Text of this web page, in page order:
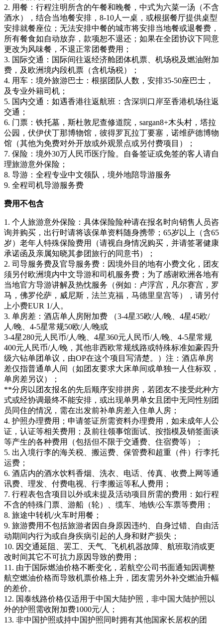
2. 用餐：行程注明所含的午餐和晚餐，中式为六菜一汤（不含
酒水），结合当地餐安排，8-10人一桌，或根据餐厅提供桌型
安排就餐座位；无法安排中餐的城市将安排当地餐或退餐费，
所有餐食如自动放弃，款项恕不退还；如果在全团协议下同意
更改为风味餐，不退正常团餐费用；
3. 国际交通：国际间往返经济舱团体机票、机场税及燃油附加
费，及欧洲境内段机票（含机场税）；
4. 用车：境外旅游巴士：根据团队人数，安排35-50座巴士，
及专业外籍司机；
5. 国内交通：如遇香港往返航班：含深圳口岸至香港机场往返
交通；
6. 门票：铁托墓，斯杜敦尼查修道院，sargan8+木头村，塔拉
公园，伏伊伏丁那博物馆，彼得罗瓦拉丁要塞，诺维萨德博物
馆（其他为免费对外开放或外观景点或另付费项目）；
7. 保险：境外30万人民币医疗险。自备签证或免签的客人请自
理旅游意外保险；
8. 导游：全程专业中文领队，境外地陪导游服务
9. 全程司机导游服务费
费用不包含
1. 个人旅游意外保险：具体保险险种请在报名时向销售人员咨
询并购买，出行时请将该保单资料随身携带；65岁以上（含65
岁）老年人特殊保险费用（请视自身情况购买，并请签署健康
承诺函及亲属知晓其参团旅行的同意书）；
2. 司导服务费及官导服务费：因境外目的地有小费文化，团友
须另付欧洲境内中文导游和司机服务费；为了感谢欧洲各地有
当地官方导游讲解及热忱服务（例如：卢浮宫，凡尔赛宫，罗
马，佛罗伦萨，威尼斯，法兰克福，马德里皇宫等），请另付
上小费EUR 1/人。
3. 单房差：酒店单人房附加费 （3-4星35欧/人/晚、4星45欧/
人/晚、4-5星常规50欧/人/晚或
3-4星280元人民币/人/晚、4星360元人民币/人/晚、4-5星常规
400元人民币/人/晚，其他非西欧常规线路或特殊标准如豪四升
级六钻单团单议，由OP在这个项目写清楚。）注：酒店单房
差仅指普通单人间（如团友要求大床单间或单独一人住标双，
单房差另议）；
**分房以团友报名的先后顺序安排拼房，若团友不接受此种方
式或经协调最终不能安排，或出现单男单女且团中无同性别团
员同住的情况，需在出发前补单房差入住单人房；
4. 护照办理费用；申请签证所需资料办理费用，如未成年人公
证，认证等相关费用；及前往领事馆面试、按指模及销签面谈
等产生的各种费用（包括但不限于交通费、住宿费等）；
5. 出入境行李的海关税、搬运费、保管费和超重（件）行李托
运费；
6. 酒店内的酒水饮料香烟、洗衣、电话、传真、收费上网等通
讯费、理发、付费电视、行李搬运等私人费用；
7. 行程表包含项目以外或未提及活动项目所需的费用：如行程
不含的特殊门票、游船（轮）、缆车、地铁/公车票等费用；
8. 旅途中转机/火车时用餐；
9. 旅游费用不包括旅游者因自身原因违约、自身过错、自由活
动期间内行为或自身疾病引起的人身和财产损失；
10. 因交通延阻、罢工、天气、飞机机器故障、航班取消或更
改时间其它不可抗力原因导致的费用；
11. 由于国际燃油价格不断变化，若航空公司书面通知因调整
航空燃油价格而导致机票价格上升，团友需另外补交燃油升幅
的差价。
12. 国泰线路价格仅适用于中国大陆护照，非中国大陆护照以
外的护照需收附加费1000元/人；
13. 非中国护照或持中国护照同时拥有其他国家长居权的团